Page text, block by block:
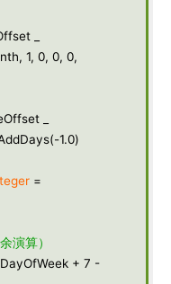
_
1, 0, 0, 0,
_
1.0)
=
演算）
+ 7 -